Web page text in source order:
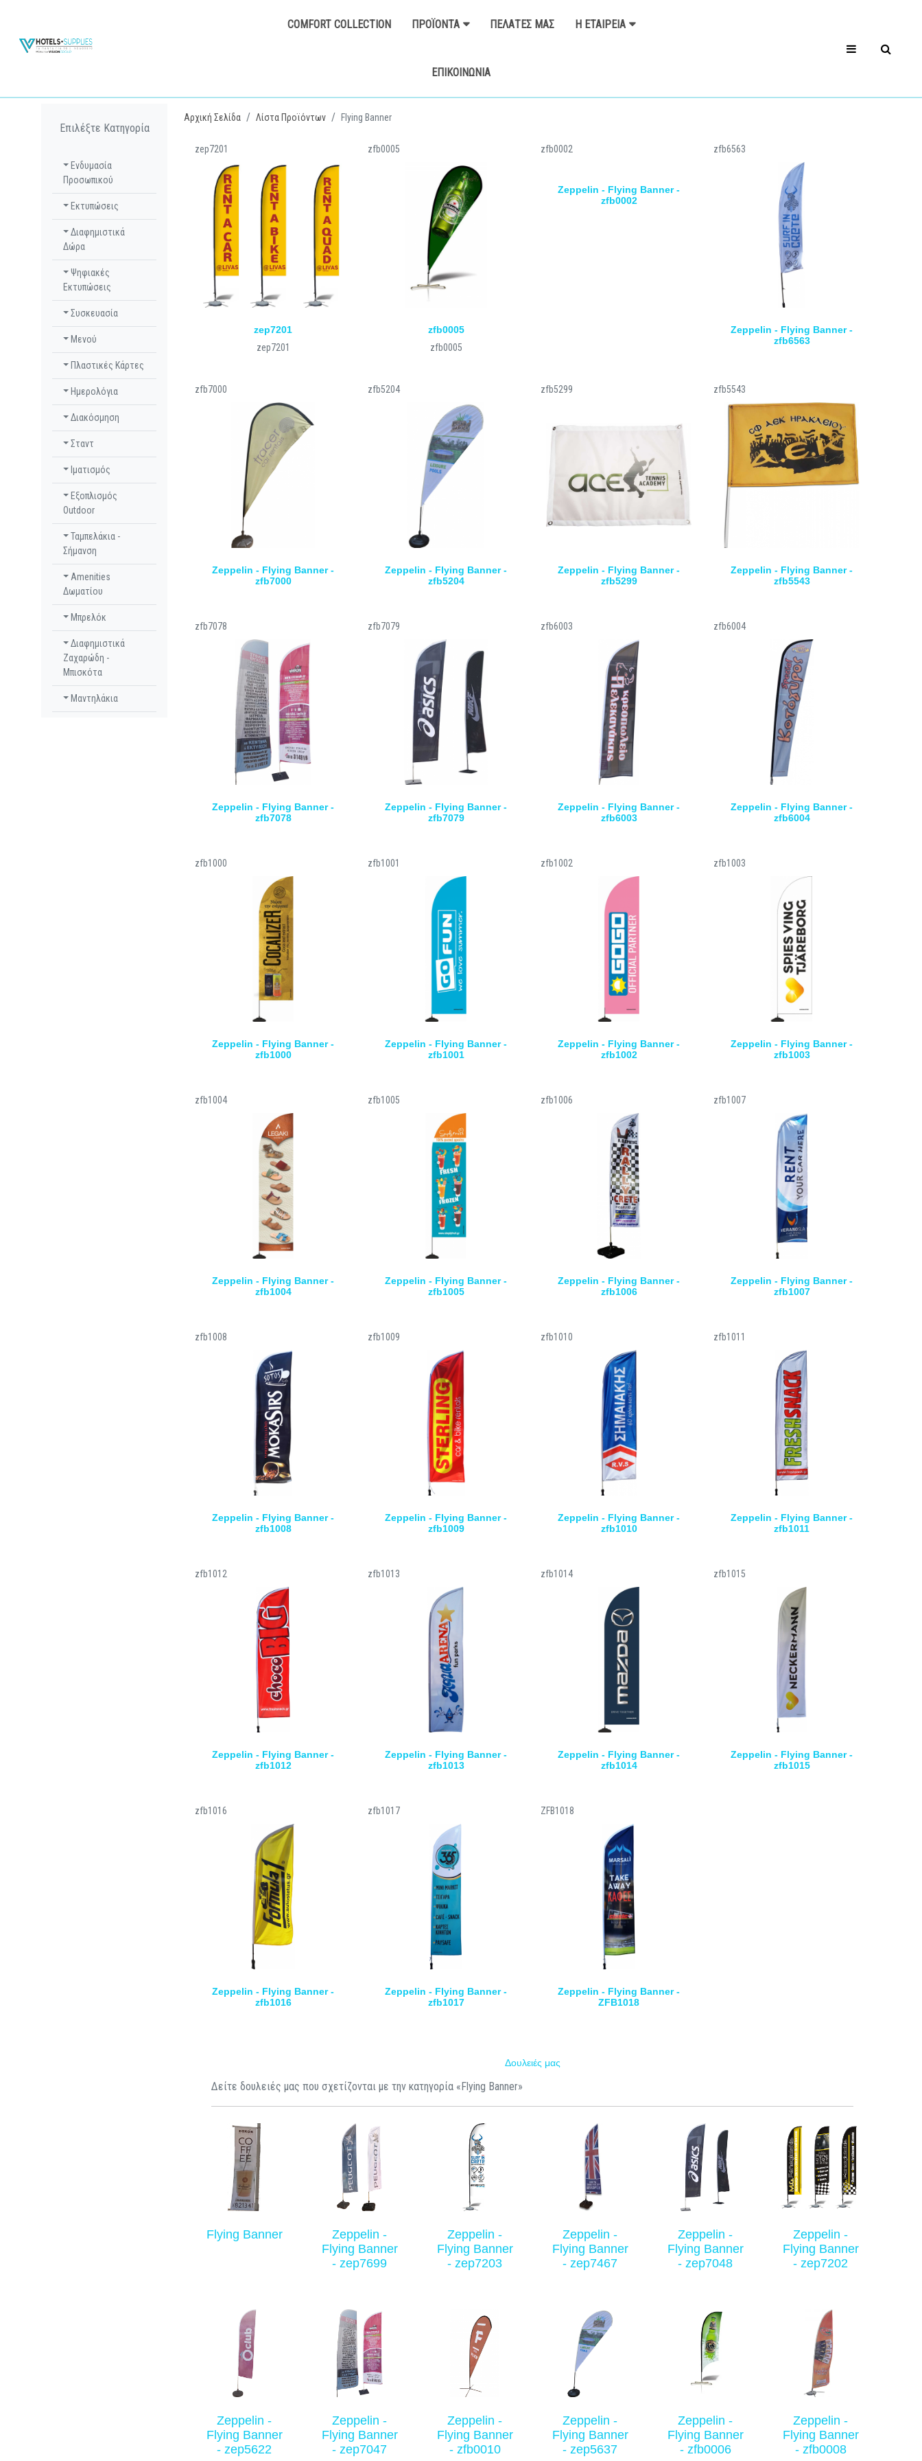
COMFORT COLLECTION ΠΡΟΪΌΝΤΑ ΠΕΛΆΤΕΣ ΜΑΣ Η ΕΤΑΙΡΕΊΑ
ΕΠΙΚΟΙΝΩΝΊΑ
Επιλέξτε Κατηγορία
Ενδυμασία
Προσωπικού
Εκτυπώσεις
Διαφημιστικά
Δώρα
Ψηφιακές
Εκτυπώσεις
Συσκευασία
Μενού
Πλαστικές Κάρτες
Ημερολόγια
Διακόσμηση
Σταντ
Ιματισμός
Εξοπλισμός
Outdoor
Ταμπελάκια -
Σήμανση
Amenities
Δωματίου
Μπρελόκ
Διαφημιστικά
Ζαχαρώδη -
Μπισκότα
Μαντηλάκια
Αρχική Σελίδα Λίστα Προϊόντων Flying Banner
zep7201
zep7201
zep7201
zfb0005
zfb0005
zfb0005
zfb0002
Zeppelin - Flying Banner -
zfb0002
zfb6563
Zeppelin - Flying Banner -
zfb6563
zfb7000
Zeppelin - Flying Banner -
zfb7000
zfb5204
Zeppelin - Flying Banner -
zfb5204
zfb5299
Zeppelin - Flying Banner -
zfb5299
zfb5543
Zeppelin - Flying Banner -
zfb5543
zfb7078
Zeppelin - Flying Banner -
zfb7078
zfb7079
Zeppelin - Flying Banner -
zfb7079
zfb6003
Zeppelin - Flying Banner -
zfb6003
zfb6004
Zeppelin - Flying Banner -
zfb6004
zfb1000
Zeppelin - Flying Banner -
zfb1000
zfb1001
Zeppelin - Flying Banner -
zfb1001
zfb1002
Zeppelin - Flying Banner -
zfb1002
zfb1003
Zeppelin - Flying Banner -
zfb1003
zfb1004
Zeppelin - Flying Banner -
zfb1004
zfb1005
Zeppelin - Flying Banner -
zfb1005
zfb1006
Zeppelin - Flying Banner -
zfb1006
zfb1007
Zeppelin - Flying Banner -
zfb1007
zfb1008
Zeppelin - Flying Banner -
zfb1008
zfb1009
Zeppelin - Flying Banner -
zfb1009
zfb1010
Zeppelin - Flying Banner -
zfb1010
zfb1011
Zeppelin - Flying Banner -
zfb1011
zfb1012
Zeppelin - Flying Banner -
zfb1012
zfb1013
Zeppelin - Flying Banner -
zfb1013
zfb1014
Zeppelin - Flying Banner -
zfb1014
zfb1015
Zeppelin - Flying Banner -
zfb1015
zfb1016
Zeppelin - Flying Banner -
zfb1016
zfb1017
Zeppelin - Flying Banner -
zfb1017
ZFB1018
Zeppelin - Flying Banner -
ZFB1018
Δουλειές μας
Δείτε δουλειές μας που σχετίζονται με την κατηγορία «Flying Banner»
Flying Banner
Zeppelin -
Flying Banner
- zep7699
Zeppelin -
Flying Banner
- zep7203
Zeppelin -
Flying Banner
- zep7467
Zeppelin -
Flying Banner
- zep7048
Zeppelin -
Flying Banner
- zep7202
Zeppelin -
Flying Banner
- zep5622
Zeppelin -
Flying Banner
- zep7047
Zeppelin -
Flying Banner
- zfb0010
Zeppelin -
Flying Banner
- zep5637
Zeppelin -
Flying Banner
- zfb0006
Zeppelin -
Flying Banner
- zfb0008